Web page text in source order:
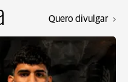
Quero divulgar